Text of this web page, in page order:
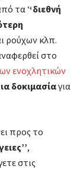
τα ‘‘διεθνή
ρούχων κλπ.
στο
ενοχλητικών
δοκιμασίαγια
προς το
,
στις